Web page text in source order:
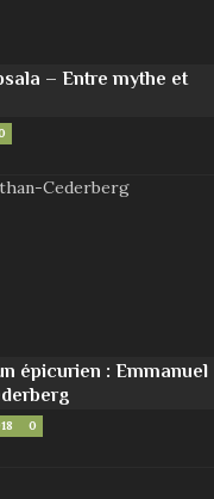
– Entre mythe et
épicurien : Emmanuel
0